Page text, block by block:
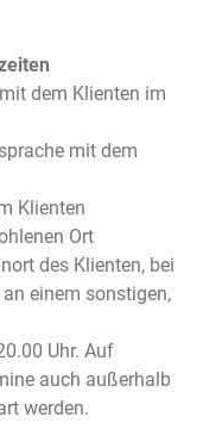
dem Klienten im
mit dem
Klienten
Ort
des Klienten, bei
einem sonstigen,
Uhr. Auf
auch außerhalb
werden.